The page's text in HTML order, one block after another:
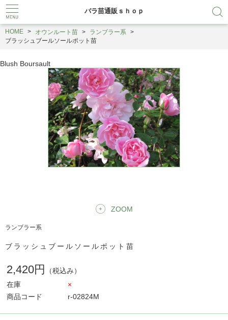
バラ苗通販ｓｈｏｐ
HOME オウンルート苗
ランブラー系
ブラッシュブールソールポット苗
Blush Boursault
ZOOM
ランブラー系
ブラッシュブールソールポット苗
2,420円
（税込み）
在庫
×
商品コード
r-02824M